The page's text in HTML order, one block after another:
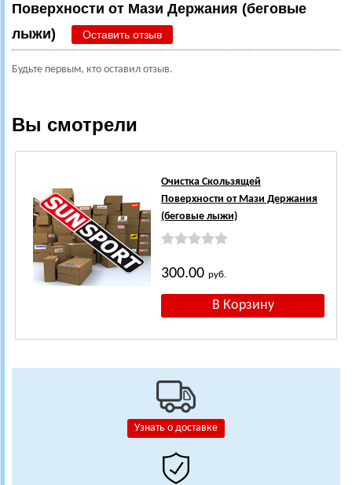
Узнать о доставке
Поверхности от Мази Держания (беговые
лыжи)
Оставить отзыв
Будьте первым, кто оставил отзыв.
Вы смотрели
Очистка Скользящей
Поверхности от Мази Держания
(беговые лыжи)
300.00руб.